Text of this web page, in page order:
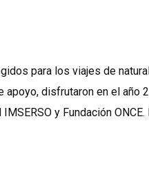
para los viajes de
disfrutaron en el año
y Fundación